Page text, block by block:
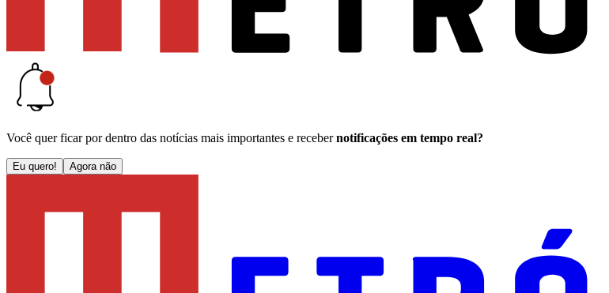
Você quer ficar por dentro das notícias mais importantes e receber notificações em tempo real?
Eu quero! Agora não